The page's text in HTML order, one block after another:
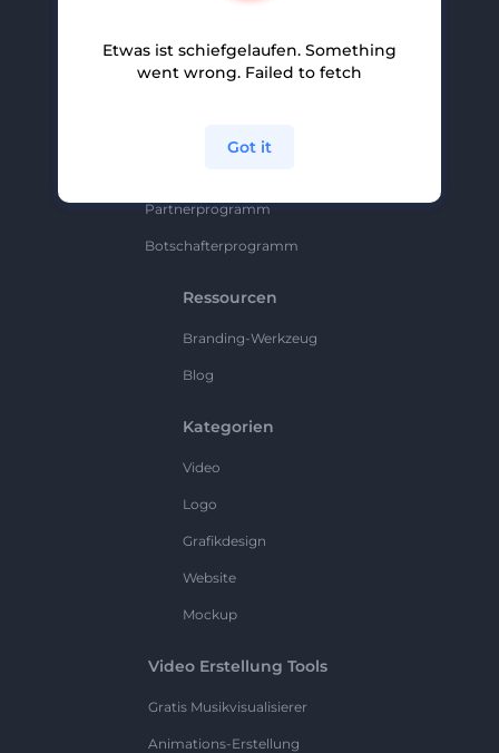
Partnerprogramm
Partnerprogramm
Botschafterprogramm
Ressourcen
Branding-Werkzeug
Blog
Kategorien
Video
Logo
Grafikdesign
Website
Mockup
Video Erstellung Tools
Gratis Musikvisualisierer
Animations-Erstellung
Etwas ist schiefgelaufen. Something
went wrong. Failed to fetch
Got it